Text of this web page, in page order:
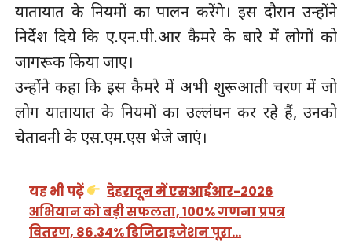
यातायात के नियमों का पालन करेंगे। इस दौरान उन्होंने
निर्देश दिये कि ए.एन.पी.आर कैमरे के बारे में लोगों को
जागरूक किया जाए।
उन्होंने कहा कि इस कैमरे में अभी शुरूआती चरण में जो
लोग यातायात के नियमों का उल्लंघन कर रहे हैं, उनको
चेतावनी के एस.एम.एस भेजे जाएं।
यह भी पढ़ें
देहरादून में एसआईआर-2026
अभियान को बड़ी सफलता, 100% गणना प्रपत्र
वितरण, 86.34% डिजिटाइजेशन पूरा…